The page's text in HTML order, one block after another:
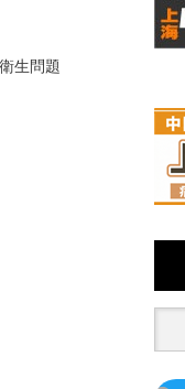
生問題